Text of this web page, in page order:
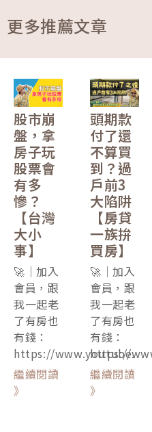
更多推薦文章
股市崩
盤，拿
房子玩
股票會
有多
慘？
【台灣
大小
事】
🚀｜加入
會員，跟
我一起老
了有房也
有錢：
https://www.youtube.
繼續閱讀
》
頭期款
付了還
不算買
到？過
戶前3
大陷阱
【房貸
一族拚
買房】
🚀｜加入
會員，跟
我一起老
了有房也
有錢：
https://
繼續閱讀
》